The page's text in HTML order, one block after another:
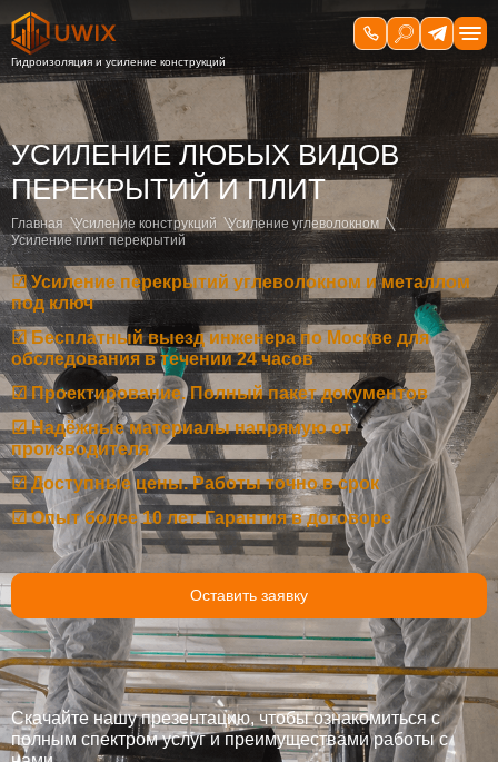
УСИЛЕНИЕ ЛЮБЫХ ВИДОВ
ПЕРЕКРЫТИЙ И ПЛИТ
Главная Усиление конструкций
Усиление углеволокном
Усиление плит перекрытий
☑ Усиление перекрытий углеволокном и металлом
под ключ
☑ Бесплатный выезд инженера по Москве для
обследования в течении 24 часов
☑ Проектирование. Полный пакет документов
☑ Надёжные материалы напрямую от
производителя
☑ Доступные цены. Работы точно в срок
☑ Опыт более 10 лет. Гарантия в договоре
Оставить заявку
Скачайте нашу презентацию, чтобы ознакомиться с
полным спектром услуг и преимуществами работы с